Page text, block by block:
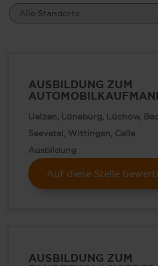
AUSBILDUNG ZUM
Uelzen, Lüneburg, Lüchow,
Seevetal, Wittingen, Celle
Ausbildung
Auf diese Stelle
AUSBILDUNG ZUM